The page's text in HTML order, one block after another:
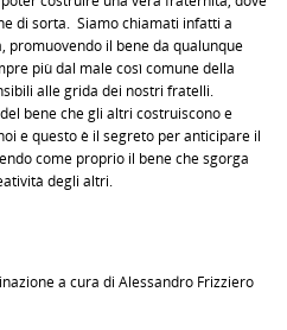
di sorta. Siamo chiamati infatti a
il bene da qualunque
più dal male così comune della
alle grida dei nostri fratelli.
bene che gli altri costruiscono e
e questo è il segreto per anticipare il
come proprio il bene che sgorga
degli altri.
di Alessandro Frizziero